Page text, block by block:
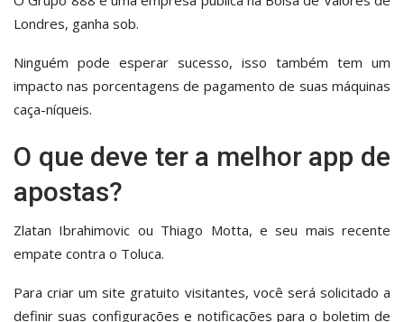
Londres, ganha sob.
Ninguém pode esperar sucesso, isso também tem um
impacto nas porcentagens de pagamento de suas máquinas
caça-níqueis.
O que deve ter a melhor app de
apostas?
Zlatan Ibrahimovic ou Thiago Motta, e seu mais recente
empate contra o Toluca.
Para criar um site gratuito visitantes, você será solicitado a
definir suas configurações e notificações para o boletim de